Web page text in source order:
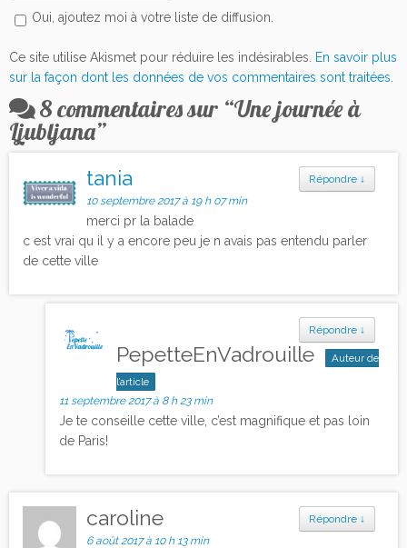
Oui, ajoutez moi à votre liste de diffusion.
Ce site utilise Akismet pour réduire les indésirables.
En savoir plus
sur la façon dont les données de vos commentaires sont traitées
8 commentaires sur “Une journée à
Ljubljana”
Répondre ↓
tania
10 septembre 2017 à 19 h 07 min
merci pr la balade
c est vrai qu il y a encore peu je n avais pas entendu parler
de cette ville
Répondre ↓
PepetteEnVadrouille
Auteur de
l’article
11 septembre 2017 à 8 h 23 min
Je te conseille cette ville, c’est magnifique et pas loin
de Paris!
Répondre ↓
caroline
6 août 2017 à 10 h 13 min